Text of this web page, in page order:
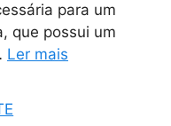
para um
que possui um
Ler mais